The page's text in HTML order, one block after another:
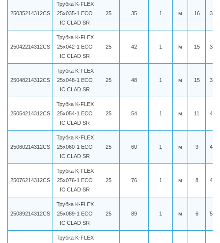
25035214312CS
Трубка K-FLEX
25x035-1 ECO
IC CLAD SR
25 35 1 м 16
25042214312CS
Трубка K-FLEX
25x042-1 ECO
IC CLAD SR
25 42 1 м 15
25048214312CS
Трубка K-FLEX
25x048-1 ECO
IC CLAD SR
25 48 1 м 15
25054214312CS
Трубка K-FLEX
25x054-1 ECO
IC CLAD SR
25 54 1 м 11
25060214312CS
Трубка K-FLEX
25x060-1 ECO
IC CLAD SR
25 60 1 м 9
25076214312CS
Трубка K-FLEX
25x076-1 ECO
IC CLAD SR
25 76 1 м 8
25089214312CS
Трубка K-FLEX
25x089-1 ECO
IC CLAD SR
25 89 1 м 6
Трубка K-FLEX